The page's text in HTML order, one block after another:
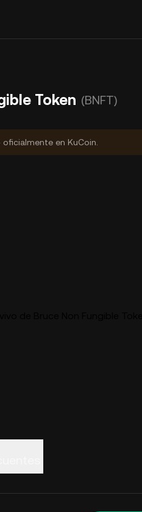
Token (BNFT)
en KuCoin.